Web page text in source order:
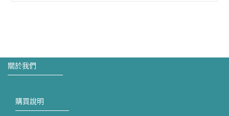
關於我們
購買說明